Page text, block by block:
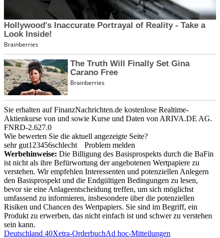
Sie erhalten auf FinanzNachrichten.de kostenlose Realtime-
Aktienkurse von und sowie Kurse und Daten von ARIVA.DE AG.
FNRD-2.627.0
Wie bewerten Sie die aktuell angezeigte Seite?
sehr gut1 23456schlecht
Problem melden
Werbehinweise: Die Billigung des Basisprospekts durch die BaFin
ist nicht als ihre Befürwortung der angebotenen Wertpapiere zu
verstehen. Wir empfehlen Interessenten und potenziellen Anlegern
den Basisprospekt und die Endgültigen Bedingungen zu lesen,
bevor sie eine Anlageentscheidung treffen, um sich möglichst
umfassend zu informieren, insbesondere über die potenziellen
Risiken und Chancen des Wertpapiers. Sie sind im Begriff, ein
Produkt zu erwerben, das nicht einfach ist und schwer zu verstehen
sein kann.
Deutschland 40Xetra-OrderbuchAd hoc-Mitteilungen